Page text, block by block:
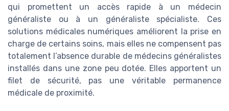
qui promettent un accès rapide à un médecin
généraliste ou à un généraliste spécialiste. Ces
solutions médicales numériques améliorent la prise en
charge de certains soins, mais elles ne compensent pas
totalement l’absence durable de médecins généralistes
installés dans une zone peu dotée. Elles apportent un
filet de sécurité, pas une véritable permanence
médicale de proximité.